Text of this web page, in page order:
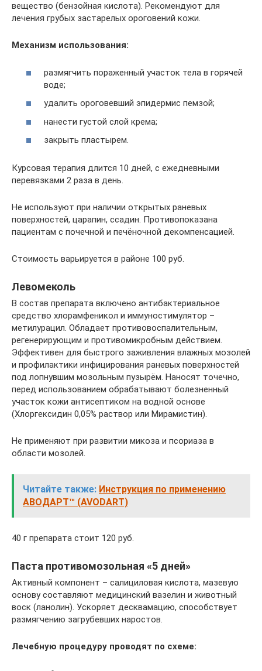
вещество (бензойная кислота). Рекомендуют для
лечения грубых застарелых ороговений кожи.
Механизм использования:
размягчить пораженный участок тела в горячей
воде;
удалить ороговевший эпидермис пемзой;
нанести густой слой крема;
закрыть пластырем.
Курсовая терапия длится 10 дней, с ежедневными
перевязками 2 раза в день.
Не используют при наличии открытых раневых
поверхностей, царапин, ссадин. Противопоказана
пациентам с почечной и печёночной декомпенсацией.
Стоимость варьируется в районе 100 руб.
Левомеколь
В состав препарата включено антибактериальное
средство хлорамфеникол и иммуностимулятор –
метилурацил. Обладает противовоспалительным,
регенерирующим и противомикробным действием.
Эффективен для быстрого заживления влажных мозолей
и профилактики инфицирования раневых поверхностей
под лопнувшим мозольным пузырём. Наносят точечно,
перед использованием обрабатывают болезненный
участок кожи антисептиком на водной основе
(Хлоргексидин 0,05% раствор или Мирамистин).
Не применяют при развитии микоза и псориаза в
области мозолей.
Читайте также: Инструкция по применению
АВОДАРТ™ (AVODART)
40 г препарата стоит 120 руб.
Паста противомозольная «5 дней»
Активный компонент – салициловая кислота, мазевую
основу составляют медицинский вазелин и животный
воск (ланолин). Ускоряет десквамацию, способствует
размягчению загрубевших наростов.
Лечебную процедуру проводят по схеме: